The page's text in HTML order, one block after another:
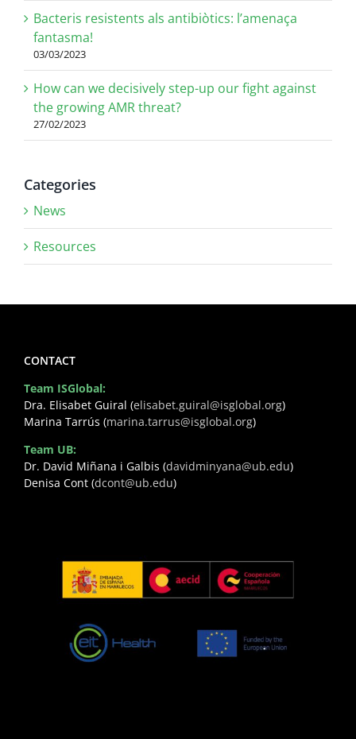
Bacteris resistents als antibiòtics: l’amenaça
fantasma!
03/03/2023
How can we decisively step-up our fight against
the growing AMR threat?
27/02/2023
Categories
News
Resources
CONTACT
Team ISGlobal:
Dra. Elisabet Guiral (elisabet.guiral@isglobal.org)
Marina Tarrús (marina.tarrus@isglobal.org)
Team UB:
Dr. David Miñana i Galbis (davidminyana@ub.edu)
Denisa Cont (dcont@ub.edu)